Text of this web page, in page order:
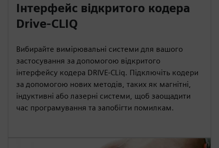
Інтерфейс відкритого кодера
Drive-CLIQ
Вибирайте вимірювальні системи для вашого
застосування за допомогою відкритого
інтерфейсу кодера DRIVE-CLiq. Підключіть кодери
за допомогою нових методів, таких як магнітні,
індуктивні або лазерні системи, щоб заощадити
час програмування та запобігти помилкам.